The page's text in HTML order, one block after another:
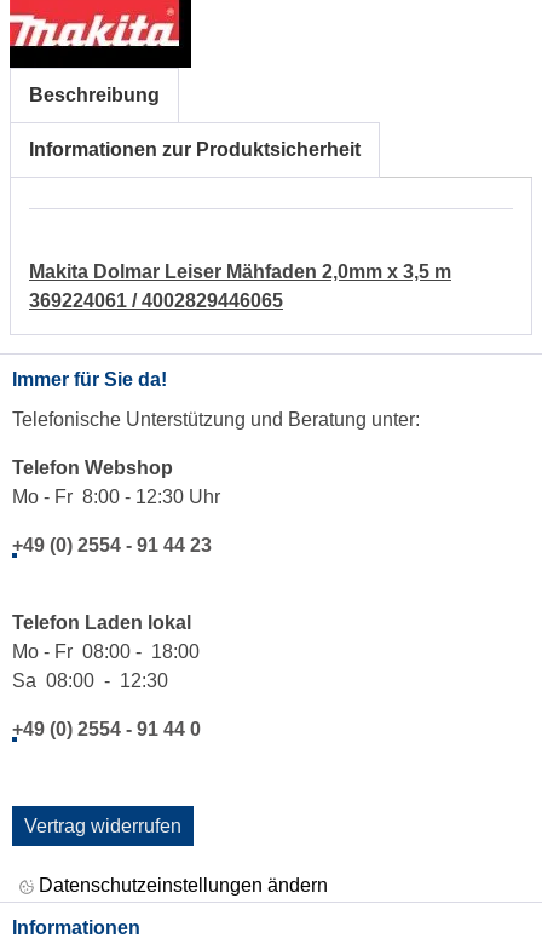
Beschreibung
Informationen zur Produktsicherheit
Makita Dolmar Leiser Mähfaden 2,0mm x 3,5 m
369224061 / 4002829446065
Immer für Sie da!
Telefonische Unterstützung und Beratung unter:
Telefon Webshop
Mo - Fr 8:00 - 12:30 Uhr
+49 (0) 2554 - 91 44 23
Telefon Laden lokal
Mo - Fr 08:00 - 18:00
Sa 08:00 - 12:30
+49 (0) 2554 - 91 44 0
Vertrag widerrufen
Datenschutzeinstellungen ändern
Informationen